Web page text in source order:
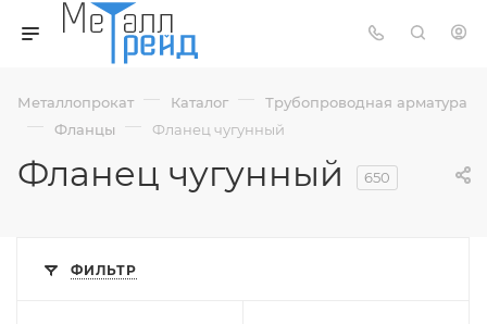
Металлопрокат — Каталог — Трубопроводная арматура
— Фланцы — Фланец чугунный
Фланец чугунный 650
ФИЛЬТР